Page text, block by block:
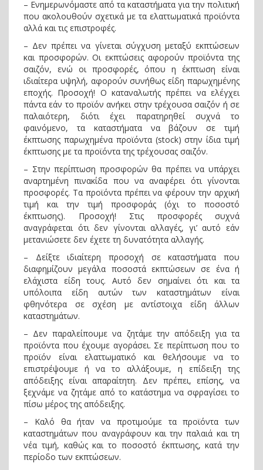
– Ενημερωνόμαστε από τα καταστήματα για την πολιτική
που ακολουθούν σχετικά με τα ελαττωματικά προϊόντα
αλλά και τις επιστροφές.
– Δεν πρέπει να γίνεται σύγχυση μεταξύ εκπτώσεων
και προσφορών. Οι εκπτώσεις αφορούν προϊόντα της
σαιζόν, ενώ οι προσφορές, όπου η έκπτωση είναι
ιδιαίτερα υψηλή, αφορούν συνήθως είδη παρωχημένης
εποχής. Προσοχή! Ο καταναλωτής πρέπει να ελέγχει
πάντα εάν το προϊόν ανήκει στην τρέχουσα σαιζόν ή σε
παλαιότερη, διότι έχει παρατηρηθεί συχνά το
φαινόμενο, τα καταστήματα να βάζουν σε τιμή
έκπτωσης παρωχημένα προϊόντα (stock) στην ίδια τιμή
έκπτωσης με τα προϊόντα της τρέχουσας σαιζόν.
– Στην περίπτωση προσφορών θα πρέπει να υπάρχει
αναρτημένη πινακίδα που να αναφέρει ότι γίνονται
προσφορές. Τα προϊόντα πρέπει να φέρουν την αρχική
τιμή και την τιμή προσφοράς (όχι το ποσοστό
έκπτωσης). Προσοχή! Στις προσφορές συχνά
αναγράφεται ότι δεν γίνονται αλλαγές, γι’ αυτό εάν
μετανιώσετε δεν έχετε τη δυνατότητα αλλαγής.
– Δείξτε ιδιαίτερη προσοχή σε καταστήματα που
διαφημίζουν μεγάλα ποσοστά εκπτώσεων σε ένα ή
ελάχιστα είδη τους. Αυτό δεν σημαίνει ότι και τα
υπόλοιπα είδη αυτών των καταστημάτων είναι
φθηνότερα σε σχέση με αντίστοιχα είδη άλλων
καταστημάτων.
– Δεν παραλείπουμε να ζητάμε την απόδειξη για τα
προϊόντα που έχουμε αγοράσει. Σε περίπτωση που το
προϊόν είναι ελαττωματικό και θελήσουμε να το
επιστρέψουμε ή να το αλλάξουμε, η επίδειξη της
απόδειξης είναι απαραίτητη. Δεν πρέπει, επίσης, να
ξεχνάμε να ζητάμε από το κατάστημα να σφραγίσει το
πίσω μέρος της απόδειξης.
– Καλό θα ήταν να προτιμούμε τα προϊόντα των
καταστημάτων που αναγράφουν και την παλαιά και τη
νέα τιμή, καθώς και το ποσοστό έκπτωσης, κατά την
περίοδο των εκπτώσεων.